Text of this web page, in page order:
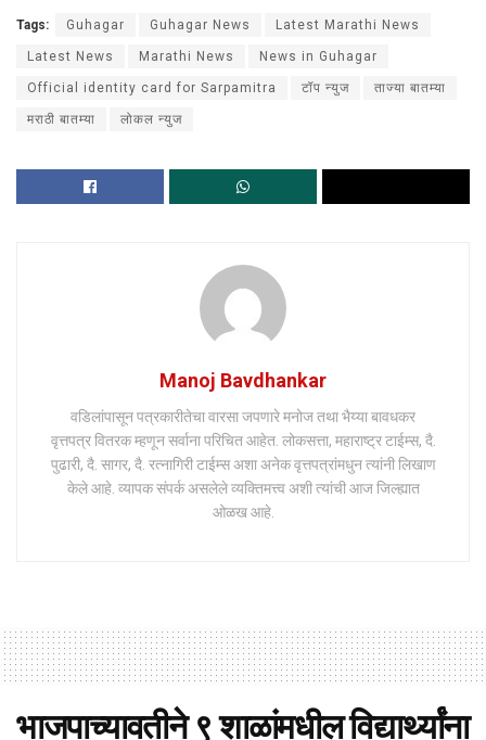
Tags: Guhagar Guhagar News Latest Marathi News
Latest News Marathi News News in Guhagar
Official identity card for Sarpamitra टॉप न्युज ताज्या बातम्या
मराठी बातम्या लोकल न्युज
Manoj Bavdhankar
वडिलांपासून पत्रकारीतेचा वारसा जपणारे मनोज तथा भैय्या बावधकर
वृत्तपत्र वितरक म्हणून सर्वाना परिचित आहेत. लोकसत्ता, महाराष्ट्र टाईम्स, दै.
पुढारी, दै. सागर, दै. रत्नागिरी टाईम्स अशा अनेक वृत्तपत्रांमधुन त्यांनी लिखाण
केले आहे. व्यापक संपर्क असलेले व्यक्तिमत्त्व अशी त्यांची आज जिल्ह्यात
ओळख आहे.
भाजपाच्यावतीने ९ शाळांमधील विद्यार्थ्यांना